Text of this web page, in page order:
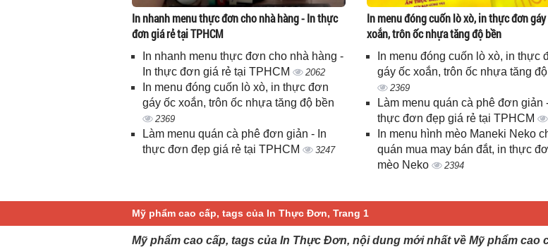
In nhanh menu thực đơn cho nhà hàng - In thực
đơn giá rẻ tại TPHCM
In nhanh menu thực đơn cho nhà hàng -
In thực đơn giá rẻ tại TPHCM
2062
In menu đóng cuốn lò xò, in thực đơn
gáy ốc xoắn, trôn ốc nhựa tăng độ bền
2369
Làm menu quán cà phê đơn giản - In
thực đơn đẹp giá rẻ tại TPHCM
3247
In menu đóng cuốn lò xò, in thực đơn
xoắn, trôn ốc nhựa tăng độ bền
In menu đóng cuốn lò xò, in thực
gáy ốc xoắn, trôn ốc nhựa tăng
2369
Làm menu quán cà phê đơn giản
thực đơn đẹp giá rẻ tại TPHCM
In menu hình mèo Maneki Neko
quán mua may bán đắt, in thực
mèo Neko
2394
Mỹ phẩm cao cấp, tags của In Thực Đơn, Trang 1
Mỹ phẩm cao cấp, tags của In Thực Đơn, nội dung mới nhất về Mỹ phẩm cao